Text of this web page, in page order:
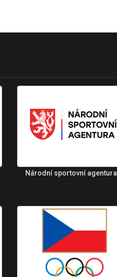
Národní sportovní agentura